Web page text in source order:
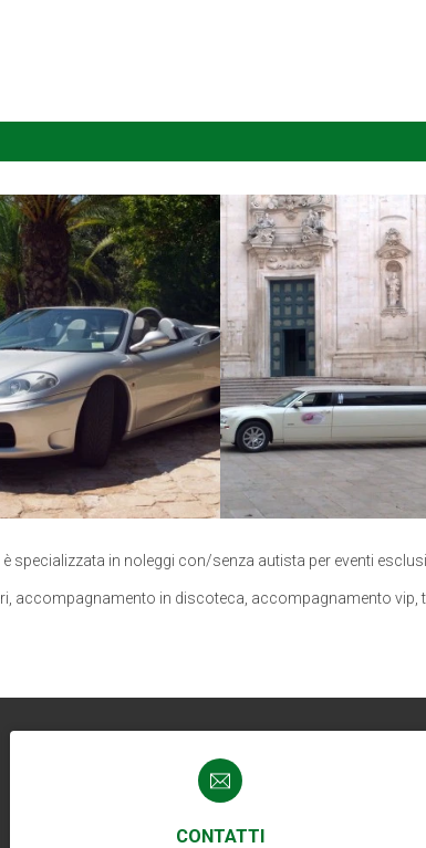
specializzata in noleggi con/senza autista per eventi
accompagnamento in discoteca, accompagnamento vip,
CONTATTI